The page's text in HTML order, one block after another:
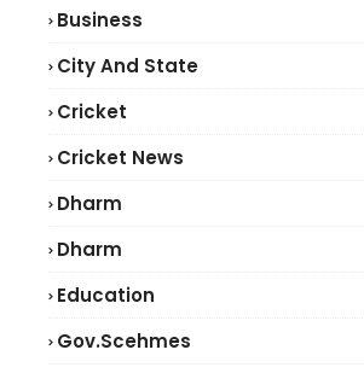
Business
City And State
Cricket
Cricket News
Dharm
Dharm
Education
Gov.scehmes